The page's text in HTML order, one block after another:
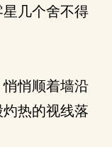
几个舍不得
悄顺着墙沿
热的视线落